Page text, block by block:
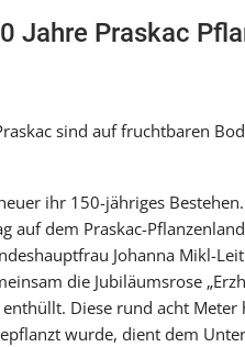
Jahre Praskac
sind auf fruchtbaren
ihr 150-jähriges
auf dem Praskac-
Johanna Mikl-
die Jubiläumsrose
Diese rund acht
wurde, dient dem